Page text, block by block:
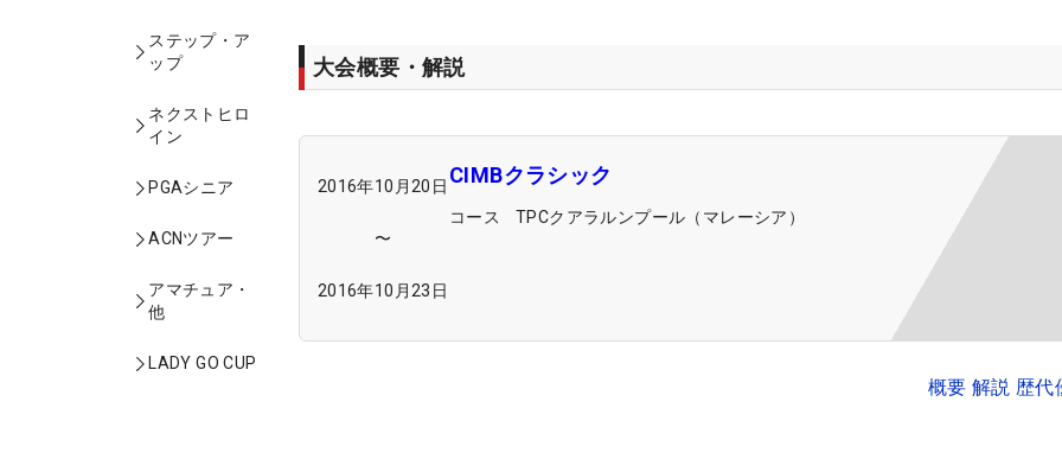
ステップ・ア
ップ
ネクストヒロ
イン
PGAシニア
ACNツアー
アマチュア・
他
LADY GO CUP
大会概要・解説
2016年10月20日
〜
2016年10月23日
CIMBクラシック
コース TPCクアラルンプール（マレーシア）
概要 解説 歴代